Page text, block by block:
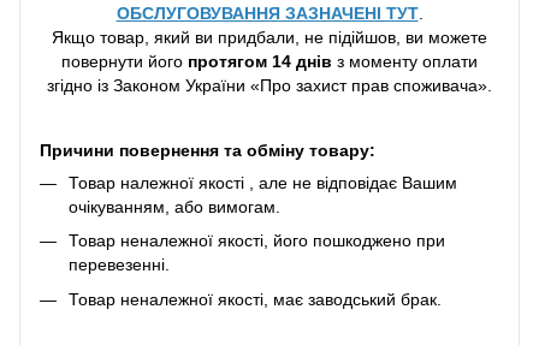
ОБСЛУГОВУВАННЯ ЗАЗНАЧЕНІ ТУТ.
Якщо товар, який ви придбали, не підійшов, ви можете
повернути його протягом 14 днів з моменту оплати
згідно із Законом України «Про захист прав споживача».
Причини повернення та обміну товару:
Товар належної якості , але не відповідає Вашим
очікуванням, або вимогам.
Товар неналежної якості, його пошкоджено при
перевезенні.
Товар неналежної якості, має заводський брак.